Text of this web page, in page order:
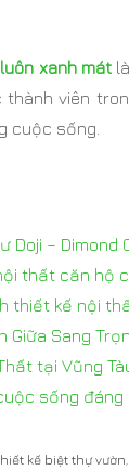
xanh mátlà
viên
cuộc sống.
– Dimond
thất căn hộ
thiết kế nội
Giữa Sang
tại Vũng
sống
kế biệt thự vườn,